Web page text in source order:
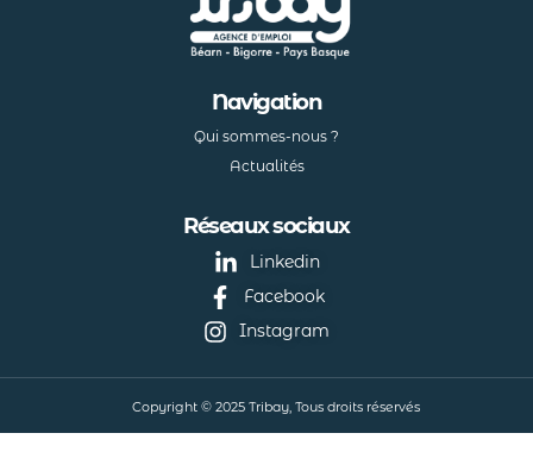
Navigation
Qui sommes-nous ?
Actualités
Réseaux sociaux
Linkedin
Facebook
Instagram
Copyright © 2025 Tribay, Tous droits réservés